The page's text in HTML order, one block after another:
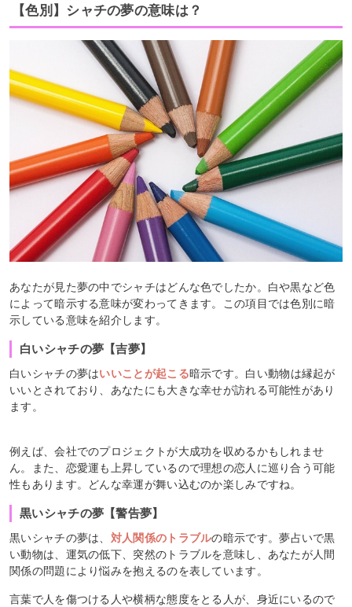
【色別】シャチの夢の意味は？
あなたが見た夢の中でシャチはどんな色でしたか。白や黒など色
によって暗示する意味が変わってきます。この項目では色別に暗
示している意味を紹介します。
白いシャチの夢【吉夢】
白いシャチの夢はいいことが起こる暗示です。白い動物は縁起が
いいとされており、あなたにも大きな幸せが訪れる可能性があり
ます。
例えば、会社でのプロジェクトが大成功を収めるかもしれませ
ん。また、恋愛運も上昇しているので理想の恋人に巡り合う可能
性もあります。どんな幸運が舞い込むのか楽しみですね。
黒いシャチの夢【警告夢】
黒いシャチの夢は、 対人関係のトラブルの暗示です。夢占いで黒
い動物は、運気の低下、突然のトラブルを意味し、あなたが人間
関係の問題により悩みを抱えるのを表しています。
言葉で人を傷つける人や横柄な態度をとる人が、身近にいるので